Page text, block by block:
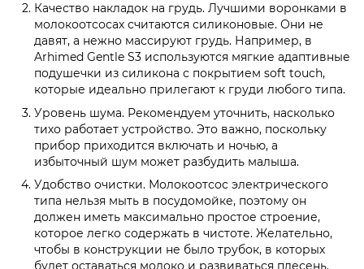
Качество накладок на грудь. Лучшими воронками в
молокоотсосах считаются силиконовые. Они не
давят, а нежно массируют грудь. Например, в
Arhimed Gentle S3 используются мягкие адаптивные
подушечки из силикона с покрытием soft touch,
которые идеально прилегают к груди любого типа.
Уровень шума. Рекомендуем уточнить, насколько
тихо работает устройство. Это важно, поскольку
прибор приходится включать и ночью, а
избыточный шум может разбудить малыша.
Удобство очистки. Молокоотсос электрического
типа нельзя мыть в посудомойке, поэтому он
должен иметь максимально простое строение,
которое легко содержать в чистоте. Желательно,
чтобы в конструкции не было трубок, в которых
будет оставаться молоко и развиваться плесень.